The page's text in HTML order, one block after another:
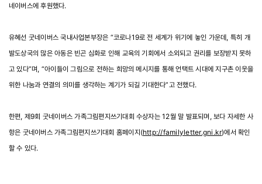
네이버스에 후원했다.
유혜선 굿네이버스 국내사업본부장은 “코로나19로 전 세계가 위기에 놓인 가운데, 특히 개
발도상국의 많은 아동은 빈곤 심화로 인해 교육의 기회에서 소외되고 권리를 보장받지 못하
고 있다”며, “아이들이 그림으로 전하는 희망의 메시지를 통해 언택트 시대에 지구촌 이웃을
위한 나눔과 연결의 의미를 생각하는 계기가 되길 기대한다”고 전했다.
한편, 제9회 굿네이버스 가족그림편지쓰기대회 수상자는 12월 말 발표되며, 보다 자세한 사
항은 굿네이버스 가족그림편지쓰기대회 홈페이지(http://familyletter.gni.kr)에서 확인
할 수 있다.